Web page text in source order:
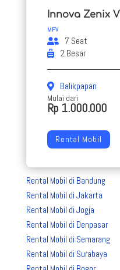
Innova Zenix V
MPV
7 Seat
2 Besar
Balikpapan
Mulai dari
Rp 1.000.000
Rental Mobil
Rental Mobil di Bandung
Rental Mobil di Jakarta
Rental Mobil di Jogja
Rental Mobil di Denpasar
Rental Mobil di Semarang
Rental Mobil di Surabaya